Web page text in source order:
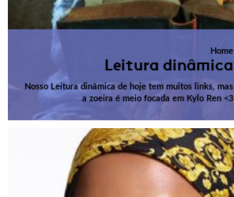
Home
Leitura dinâmica
Nosso Leitura dinâmica de hoje tem muitos links, mas
a zoeira é meio focada em Kylo Ren <3